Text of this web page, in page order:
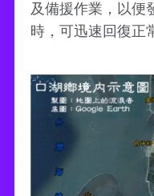
及備援作業，以便
時，可迅速回復正